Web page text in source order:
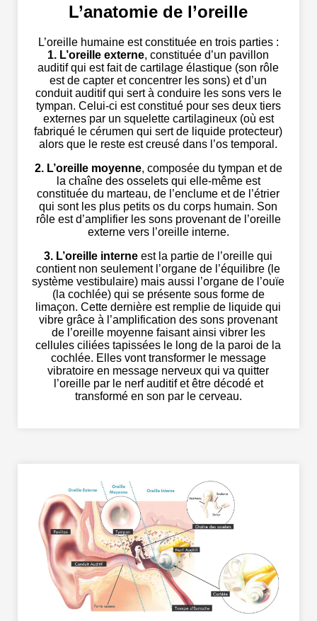
L’anatomie de l’oreille
L’oreille humaine est constituée en trois parties :
1. L’oreille externe, constituée d’un pavillon
auditif qui est fait de cartilage élastique (son rôle
est de capter et concentrer les sons) et d’un
conduit auditif qui sert à conduire les sons vers le
tympan. Celui-ci est constitué pour ses deux tiers
externes par un squelette cartilagineux (où est
fabriqué le cérumen qui sert de liquide protecteur)
alors que le reste est creusé dans l’os temporal.
2. L’oreille moyenne, composée du tympan et de
la chaîne des osselets qui elle-même est
constituée du marteau, de l’enclume et de l’étrier
qui sont les plus petits os du corps humain. Son
rôle est d’amplifier les sons provenant de l’oreille
externe vers l’oreille interne.
3. L’oreille interne est la partie de l’oreille qui
contient non seulement l’organe de l’équilibre (le
système vestibulaire) mais aussi l’organe de l’ouïe
(la cochlée) qui se présente sous forme de
limaçon. Cette dernière est remplie de liquide qui
vibre grâce à l’amplification des sons provenant
de l’oreille moyenne faisant ainsi vibrer les
cellules ciliées tapissées le long de la paroi de la
cochlée. Elles vont transformer le message
vibratoire en message nerveux qui va quitter
l’oreille par le nerf auditif et être décodé et
transformé en son par le cerveau.